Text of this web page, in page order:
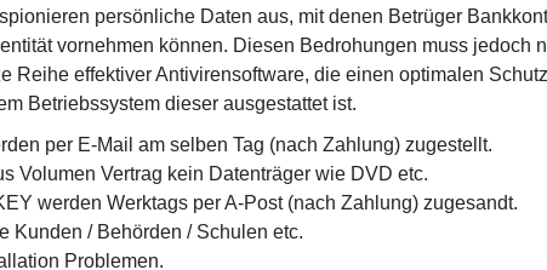
persönliche Daten aus, mit denen Betrüger
vornehmen können. Diesen Bedrohungen muss jedoch
Reihe effektiver Antivirensoftware, die einen optimalen
Betriebssystem dieser ausgestattet ist.
per E-Mail am selben Tag (nach Zahlung) zugestellt.
Volumen Vertrag kein Datenträger wie DVD etc.
werden Werktags per A-Post (nach Zahlung) zugesandt.
Kunden / Behörden / Schulen etc.
Problemen.